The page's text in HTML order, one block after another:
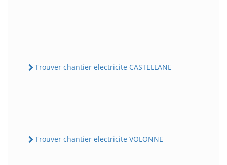
Trouver chantier electricite CASTELLANE
Trouver chantier electricite VOLONNE